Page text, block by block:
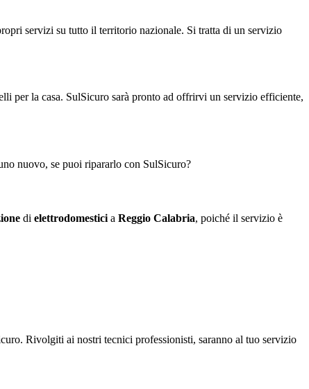
servizi su tutto il territorio nazionale. Si tratta di un servizio
per la casa. SulSicuro sarà pronto ad offrirvi un servizio efficiente,
nuovo, se puoi ripararlo con SulSicuro?
di elettrodomestici a Reggio Calabria, poiché il servizio è
Rivolgiti ai nostri tecnici professionisti, saranno al tuo servizio